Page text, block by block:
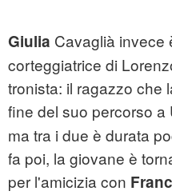
Giulia Cavaglià invece
corteggiatrice di
tronista: il ragazzo che
fine del suo percorso a
ma tra i due è durata
fa poi, la giovane è
per l'amicizia con